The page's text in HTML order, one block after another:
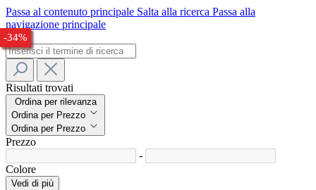
Passa al contenuto principale Salta alla ricerca Passa alla
navigazione principale
Risultati trovati
Ordina per rilevanza
Ordina per Prezzo
Ordina per Prezzo
Prezzo
-
Colore
Vedi di più
-33%
-25%
-29%
-33%
-23%
-33%
-34%